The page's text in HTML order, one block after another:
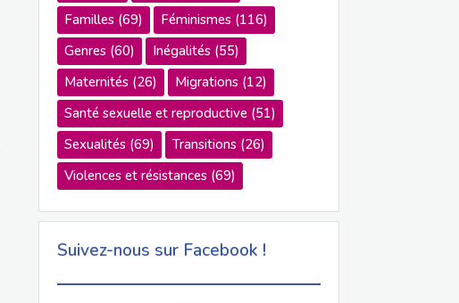
Familles(69) Féminismes(116)
Genres(60) Inégalités(55)
Maternités(26) Migrations(12)
Santé sexuelle et reproductive(51)
Sexualités(69) Transitions(26)
Violences et résistances(69)
Suivez-nous sur Facebook !